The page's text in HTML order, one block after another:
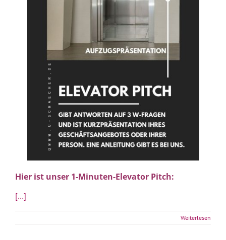
Hier ist unser 1-Minuten-Elevator Pitch:
[…]
Weiterlesen